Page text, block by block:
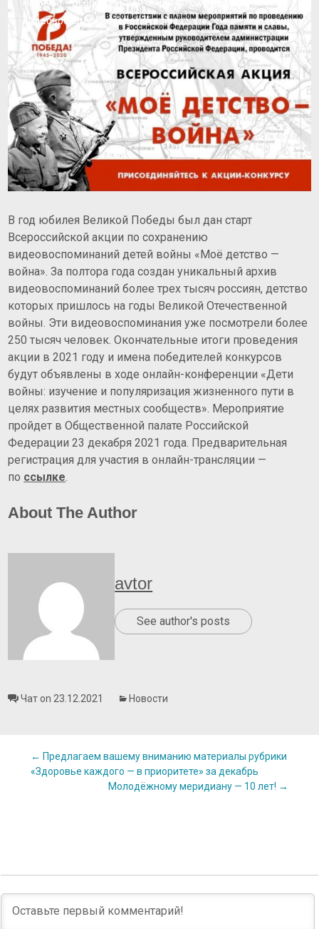
видеовоспоминаний детей войны
В год юбилея Великой Победы был дан старт
Всероссийской акции по сохранению
видеовоспоминаний детей войны «Моё детство —
война». За полтора года создан уникальный архив
видеовоспоминаний более трех тысяч россиян, детство
которых пришлось на годы Великой Отечественной
войны. Эти видеовоспоминания уже посмотрели более
250 тысяч человек. Окончательные итоги проведения
акции в 2021 году и имена победителей конкурсов
будут объявлены в ходе онлайн-конференции «Дети
войны: изучение и популяризация жизненного пути в
целях развития местных сообществ». Мероприятие
пройдет в Общественной палате Российской
Федерации 23 декабря 2021 года. Предварительная
регистрация для участия в онлайн-трансляции —
по ссылке.
About The Author
avtor
See author's posts
Чат on 23.12.2021 Новости
Post
← Предлагаем вашему вниманию материалы рубрики
«Здоровье каждого — в приоритете» за декабрь
Молодёжному меридиану — 10 лет! →